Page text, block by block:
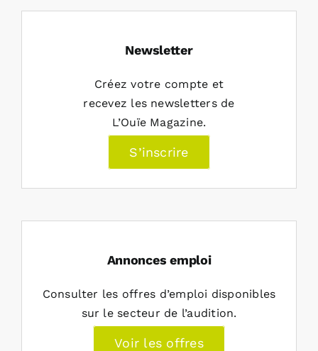
Newsletter
Créez votre compte et
recevez les newsletters de
L’Ouïe Magazine.
S’inscrire
Annonces emploi
Consulter les offres d’emploi disponibles
sur le secteur de l’audition.
Voir les offres